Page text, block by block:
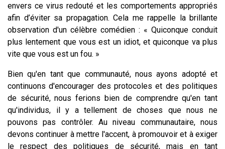
envers ce virus redouté et les comportements appropriés
afin d’éviter sa propagation. Cela me rappelle la brillante
observation d'un célèbre comédien : « Quiconque conduit
plus lentement que vous est un idiot, et quiconque va plus
vite que vous est un fou. »
Bien qu'en tant que communauté, nous ayons adopté et
continuons d'encourager des protocoles et des politiques
de sécurité, nous ferions bien de comprendre qu'en tant
qu'individus, il y a tellement de choses que nous ne
pouvons pas contrôler. Au niveau communautaire, nous
devons continuer à mettre l'accent, à promouvoir et à exiger
le respect des politiques de sécurité, mais en tant